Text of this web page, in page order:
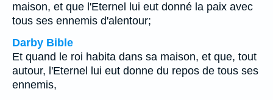
maison, et que l'Eternel lui eut donné la paix avec
tous ses ennemis d'alentour;
Darby Bible
Et quand le roi habita dans sa maison, et que, tout
autour, l'Eternel lui eut donne du repos de tous ses
ennemis,